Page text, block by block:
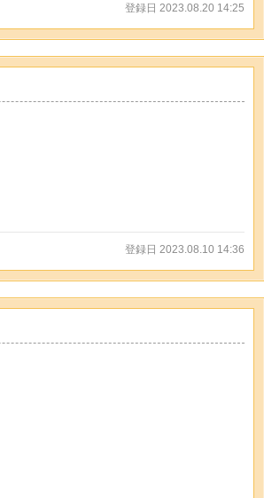
登録日 2023.08.20 14:25
登録日 2023.08.10 14:36